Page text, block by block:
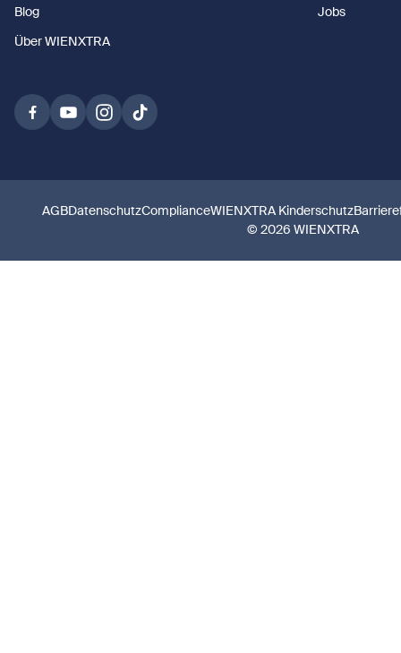
Blog
Jobs
Über WIENXTRA
© 2026 WIENXTRA
AGBDatenschutzComplianceWIENXTRA Kinderschutz